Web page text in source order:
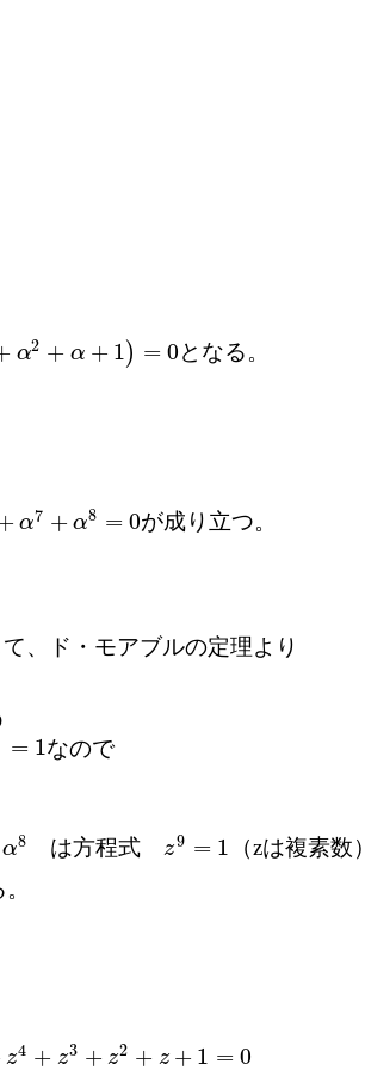
α2 + α + 1) = 0となる。
α7 + α8 = 0が成り立つ。
、ド・モアブルの定理より
= 1なので
α8 は方程式 z9 = 1
z9 =1
（zは複素数）
z4 + z3 + z2 + z + 1 = 0
z2 +z +1 =0